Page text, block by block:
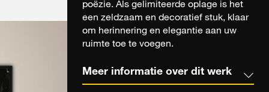
poëzie. Als gelimiteerde oplage is het
een zeldzaam en decoratief stuk, klaar
om herinnering en elegantie aan uw
ruimte toe te voegen.
Meer informatie over dit werk